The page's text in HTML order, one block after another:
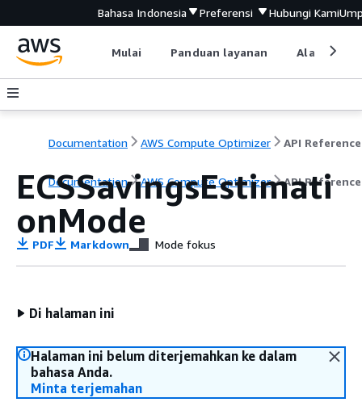
Bahasa Indonesia Preferensi Hubungi Kami
Mulai Panduan layanan Alat
Documentation AWS Compute Optimizer API Reference
Documentation AWS Compute Optimizer API Reference
ECSSavingsEstimati
onMode
PDF Markdown Mode fokus
Di halaman ini
Halaman ini belum diterjemahkan ke dalam
bahasa Anda.
Minta terjemahan